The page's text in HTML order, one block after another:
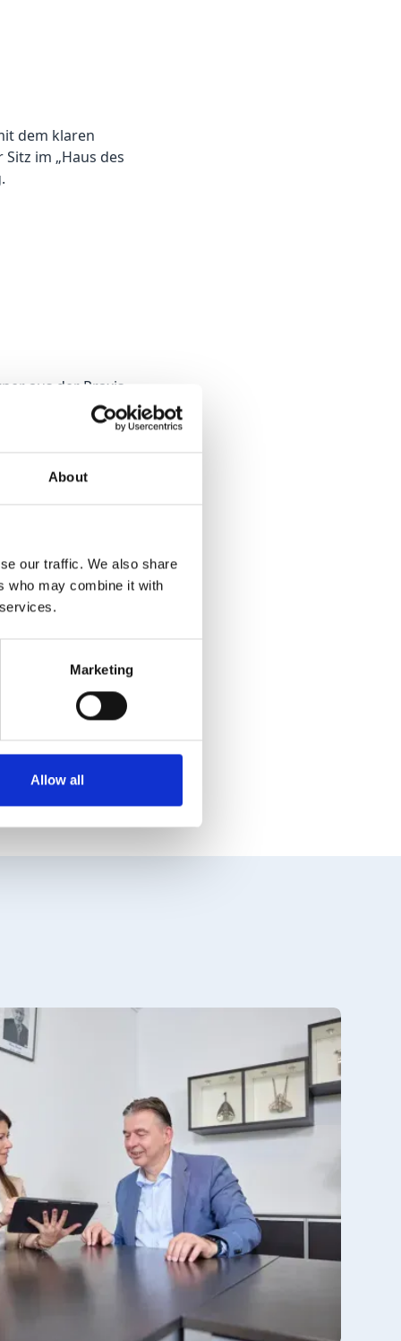
About
our traffic. We also share
who may combine it with
Marketing
Allow all
dem klaren
im „Haus des
aus der Praxis
unternehmerische
auch als
Und das nicht